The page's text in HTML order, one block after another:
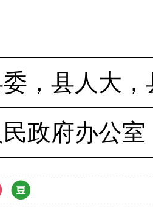
，县人大
政府办公室